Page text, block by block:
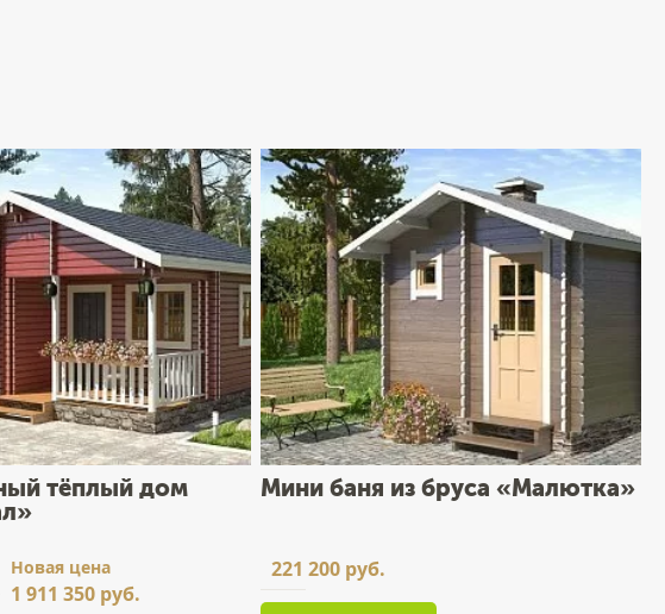
тёплый дом
Новая цена
1 911 350 руб.
Мини баня из бруса «Малютка»
221 200 руб.